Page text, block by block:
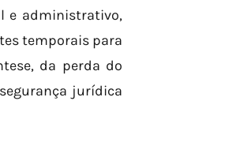
e administrativo,
temporais para
da perda do
jurídica